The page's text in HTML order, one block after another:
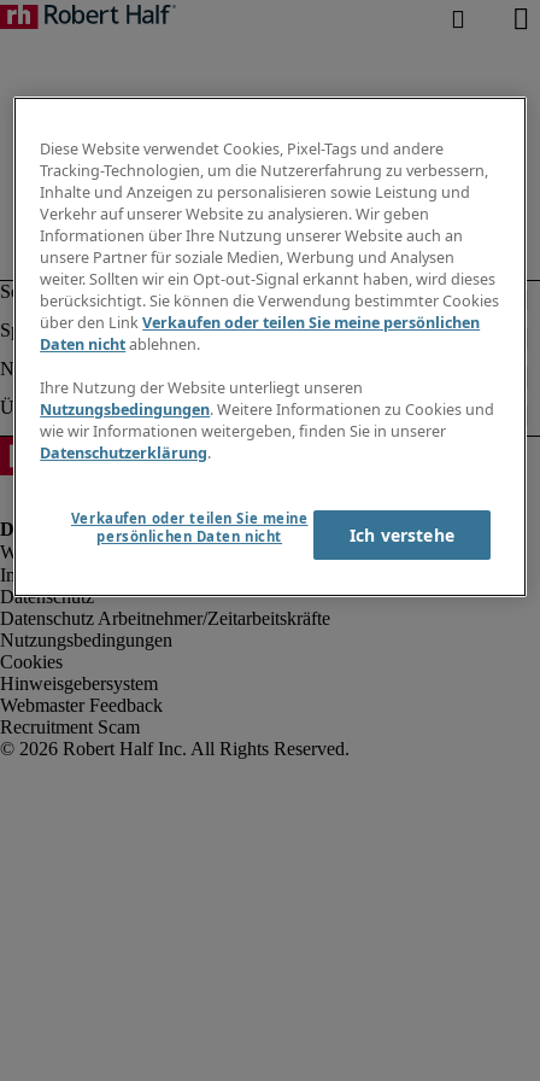
Impressum
Datenschutz
Datenschutz Arbeitnehmer/Zeitarbeitskräfte
Nutzungsbedingungen
Cookies
Hinweisgebersystem
Webmaster Feedback
Recruitment Scam
Diese Website verwendet Cookies, Pixel-Tags und andere
Tracking-Technologien, um die Nutzererfahrung zu verbessern,
Inhalte und Anzeigen zu personalisieren sowie Leistung und
Verkehr auf unserer Website zu analysieren. Wir geben
Informationen über Ihre Nutzung unserer Website auch an
unsere Partner für soziale Medien, Werbung und Analysen
weiter. Sollten wir ein Opt-out-Signal erkannt haben, wird dieses
berücksichtigt. Sie können die Verwendung bestimmter Cookies
über den LinkVerkaufen oder teilen Sie meine persönlichen
Daten nichtablehnen.
Ihre Nutzung der Website unterliegt unseren
Nutzungsbedingungen. Weitere Informationen zu Cookies und
wie wir Informationen weitergeben, finden Sie in unserer
Datenschutzerklärung.
Verkaufen oder teilen Sie meine
persönlichen Daten nicht
Ich verstehe